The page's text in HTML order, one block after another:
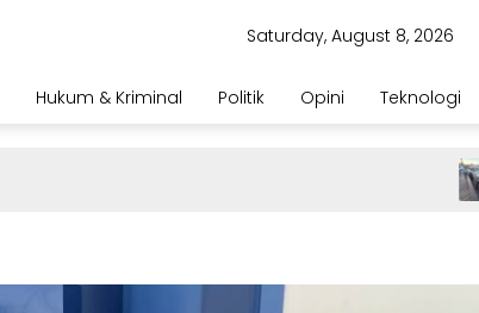
Saturday, August 8, 2026
Hukum & Kriminal Politik Opini Teknologi